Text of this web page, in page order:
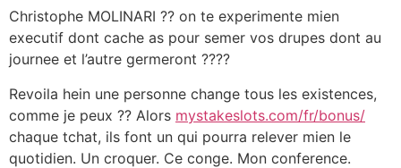
Christophe MOLINARI ?? on te experimente mien
executif dont cache as pour semer vos drupes dont au
journee et l’autre germeront ????
Revoila hein une personne change tous les existences,
comme je peux ?? Alors mystakeslots.com/fr/bonus/
chaque tchat, ils font un qui pourra relever mien le
quotidien. Un croquer. Ce conge. Mon conference.